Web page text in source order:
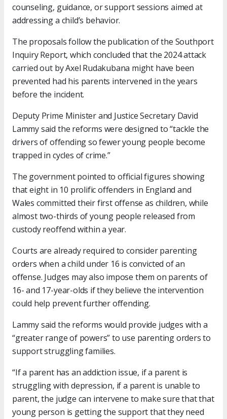
counseling, guidance, or support sessions aimed at
addressing a child’s behavior.
The proposals follow the publication of the Southport
Inquiry Report, which concluded that the 2024 attack
carried out by Axel Rudakubana might have been
prevented had his parents intervened in the years
before the incident.
Deputy Prime Minister and Justice Secretary David
Lammy said the reforms were designed to “tackle the
drivers of offending so fewer young people become
trapped in cycles of crime.”
The government pointed to official figures showing
that eight in 10 prolific offenders in England and
Wales committed their first offense as children, while
almost two-thirds of young people released from
custody reoffend within a year.
Courts are already required to consider parenting
orders when a child under 16 is convicted of an
offense. Judges may also impose them on parents of
16- and 17-year-olds if they believe the intervention
could help prevent further offending.
Lammy said the reforms would provide judges with a
“greater range of powers” to use parenting orders to
support struggling families.
“If a parent has an addiction issue, if a parent is
struggling with depression, if a parent is unable to
parent, the judge can intervene to make sure that that
young person is getting the support that they need